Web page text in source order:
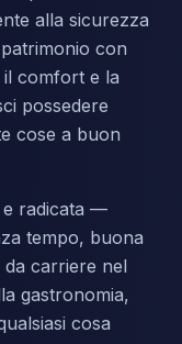
alla sicurezza
con
comfort e la
possedere
cose a buon
e radicata —
tempo, buona
da carriere nel
gastronomia,
cosa